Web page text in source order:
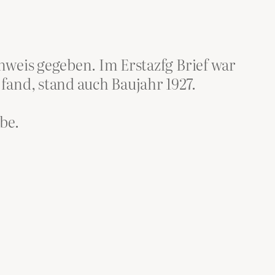
gegeben. Im Erstazfg Brief war
stand auch Baujahr 1927.